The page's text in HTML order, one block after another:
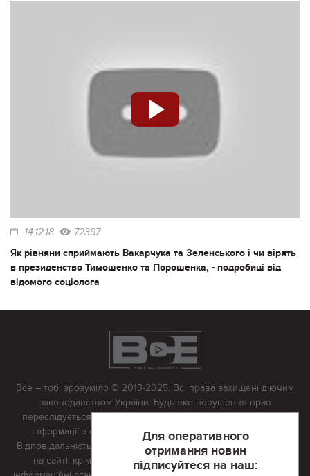
14.12.18 72397
Як рівняни сприймають Вакарчука та Зеленського і чи вірять
в президенство Тимошенко та Порошенка, - подробиці від
відомого соціолога
Для оперативного
отримання новин
підписуйтеся на наш:
Все – тобі зрозуміло © 2013-2025. Всі права захищені діючим
законодавством України. Будь-яке порушення прав
переслідується в судовому порядку. Будь-яке відтворення
інформації з сайту тільки з письмово дозволу редакції.
Відповідальність за достовірність усіх матеріалів, розміщених
на сайті, крім матеріалів, які містять посилання на інші